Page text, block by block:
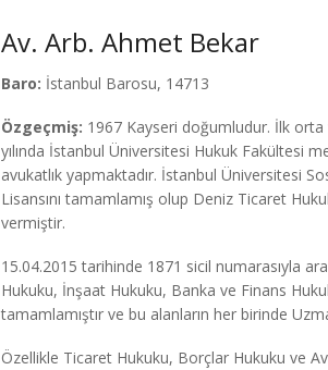
Av. Arb. Ahmet Bekar
Baro: İstanbul Barosu, 14713
Özgeçmiş: 1967 Kayseri doğumludur. İlk orta
yılında İstanbul Üniversitesi Hukuk Fakültesi
avukatlık yapmaktadır. İstanbul Üniversitesi
Lisansını tamamlamış olup Deniz Ticaret
vermiştir.
15.04.2015 tarihinde 1871 sicil numarasıyla
Hukuku, İnşaat Hukuku, Banka ve Finans
tamamlamıştır ve bu alanların her birinde
Özellikle Ticaret Hukuku, Borçlar Hukuku ve